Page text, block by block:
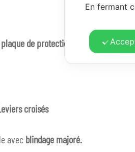
de protection anti-perçage
croisés
avec blindage majoré.
En fermant